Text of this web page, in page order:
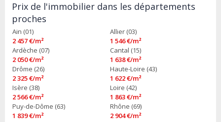
Prix de l'immobilier dans les départements
proches
Ain (01)
2 457 €/m²
Allier (03)
1 546 €/m²
Ardèche (07)
2 050 €/m²
Cantal (15)
1 638 €/m²
Drôme (26)
2 325 €/m²
Haute-Loire (43)
1 622 €/m²
Isère (38)
2 566 €/m²
Loire (42)
1 863 €/m²
Puy-de-Dôme (63)
1 839 €/m²
Rhône (69)
2 904 €/m²